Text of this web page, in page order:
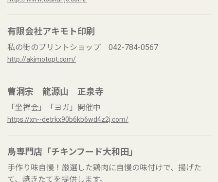
有限会社アキモト印刷
私の街のプリントショップ 042-784-0567
http://akimotopt.com/
曹洞宗 龍源山 正泉寺
「坐禅会」「ヨガ」開催中
https://xn--detrkx90b6kb6wd4z2j.com/
鳥専門店「チキンフード大和田」
手作り味自慢！厳選した鶏肉に自慢の味付けで、揚げた
て、焼きたてを提供します。